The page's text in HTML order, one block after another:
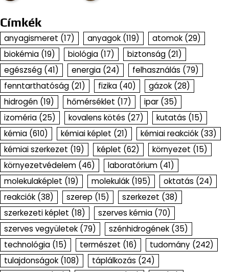
Címkék
anyagismeret (17) anyagok (119) atomok (29)
biokémia (19) biológia (17) biztonság (21)
egészség (41) energia (24) felhasználás (79)
fenntarthatóság (21) fizika (40) gázok (28)
hidrogén (19) hőmérséklet (17) ipar (35)
izoméria (25) kovalens kötés (27) kutatás (15)
kémia (610) kémiai képlet (21) kémiai reakciók (33)
kémiai szerkezet (19) képlet (62) környezet (15)
környezetvédelem (46) laboratórium (41)
molekulaképlet (19) molekulák (195) oktatás (24)
reakciók (38) szerep (15) szerkezet (38)
szerkezeti képlet (18) szerves kémia (70)
szerves vegyületek (79) szénhidrogének (35)
technológia (15) természet (16) tudomány (242)
tulajdonságok (108) táplálkozás (24)